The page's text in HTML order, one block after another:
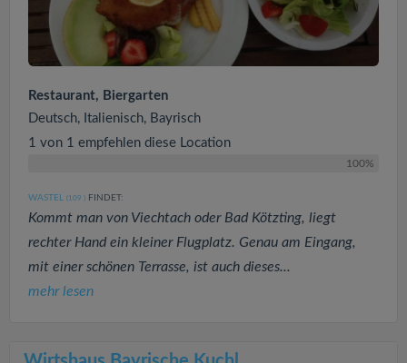
Restaurant, Biergarten
Deutsch, Italienisch, Bayrisch
1 von 1 empfehlen diese Location
100%
WASTEL (109 ) FINDET:
Kommt man von Viechtach oder Bad Kötzting, liegt
rechter Hand ein kleiner Flugplatz. Genau am Eingang,
mit einer schönen Terrasse, ist auch dieses...
mehr lesen